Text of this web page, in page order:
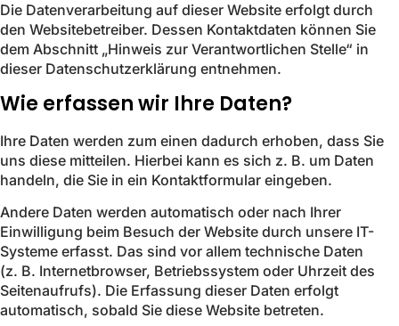
Die Datenverarbeitung auf dieser Website erfolgt durch
den Websitebetreiber. Dessen Kontaktdaten können Sie
dem Abschnitt „Hinweis zur Verantwortlichen Stelle“ in
dieser Datenschutzerklärung entnehmen.
Wie erfassen wir Ihre Daten?
Ihre Daten werden zum einen dadurch erhoben, dass Sie
uns diese mitteilen. Hierbei kann es sich z. B. um Daten
handeln, die Sie in ein Kontaktformular eingeben.
Andere Daten werden automatisch oder nach Ihrer
Einwilligung beim Besuch der Website durch unsere IT-
Systeme erfasst. Das sind vor allem technische Daten
(z. B. Internetbrowser, Betriebssystem oder Uhrzeit des
Seitenaufrufs). Die Erfassung dieser Daten erfolgt
automatisch, sobald Sie diese Website betreten.